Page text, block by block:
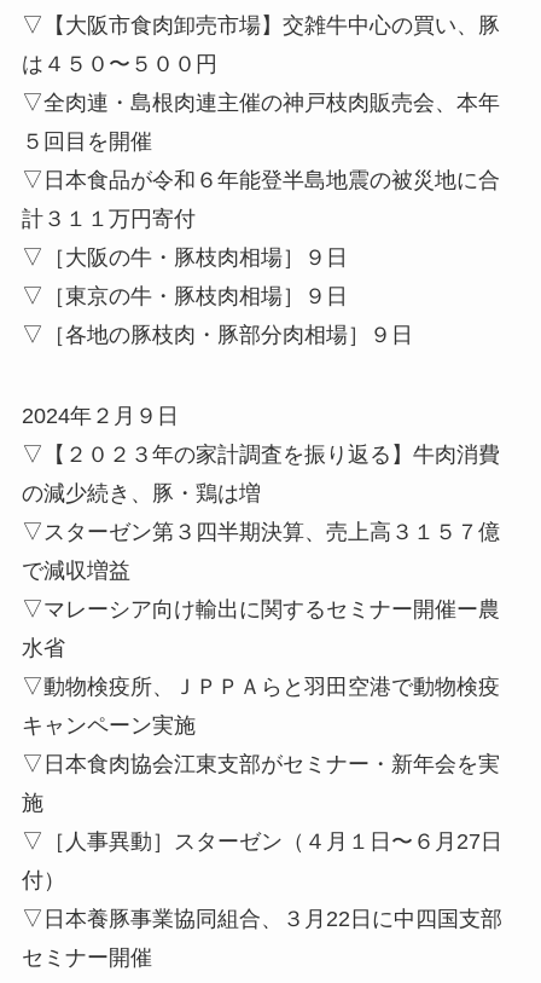
▽【大阪市食肉卸売市場】交雑牛中心の買い、豚
は４５０〜５００円
▽全肉連・島根肉連主催の神戸枝肉販売会、本年
５回目を開催
▽日本食品が令和６年能登半島地震の被災地に合
計３１１万円寄付
▽［大阪の牛・豚枝肉相場］９日
▽［東京の牛・豚枝肉相場］９日
▽［各地の豚枝肉・豚部分肉相場］９日
2024年２月９日
▽【２０２３年の家計調査を振り返る】牛肉消費
の減少続き、豚・鶏は増
▽スターゼン第３四半期決算、売上高３１５７億
で減収増益
▽マレーシア向け輸出に関するセミナー開催ー農
水省
▽動物検疫所、ＪＰＰＡらと羽田空港で動物検疫
キャンペーン実施
▽日本食肉協会江東支部がセミナー・新年会を実
施
▽［人事異動］スターゼン（４月１日〜６月27日
付）
▽日本養豚事業協同組合、３月22日に中四国支部
セミナー開催